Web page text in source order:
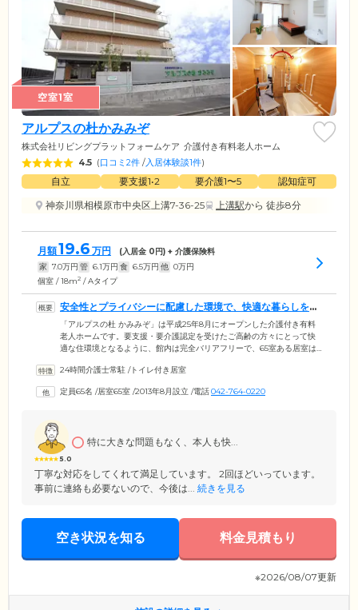
空室1室
アルプスの杜かみみぞ
株式会社リビングプラットフォームケア 介護付き有料老人ホーム
4.5 (口コミ2件 /入居体験談1件)
自立 要支援1•2 要介護1〜5
認知症可
神奈川県相模原市中央区上溝7-36-25
上溝駅から 徒歩8分
月額19.6 万円 (入居金 0 円) + 介護保険料
家 7.0万円 管 6.1万円 食 6.5万円 他 0万円
個室 / 18m2 / Aタイプ
安全性とプライバシーに配慮した環境で、快適な暮らしを送
っていただけます
「アルプスの杜 かみみぞ」は平成25年8月にオープンした介護付き有料
老人ホームです。要支援・要介護認定を受けたご高齢の方々にとって快
適な住環境となるように、館内は完全バリアフリーで、65室ある居室は
スでくつろいでお過ごしいただけます。ご入居のみなさまでお食事をお
には、日光浴を楽しむこともできます。お部屋がある2～3階にはそれぞ
24時間介護士常駐 /トイレ付き居室
定員65名 /居室65室 /2013年8月設立 /電話042-764-0220
5.0
特に大きな問題もなく、本人も快...
丁寧な対応をしてくれて満足しています。 2回ほどいっています。
事前に連絡も必要ないので、今後は... 続きを見る
空き状況を知る 料金見積もり
※2026/08/07更新